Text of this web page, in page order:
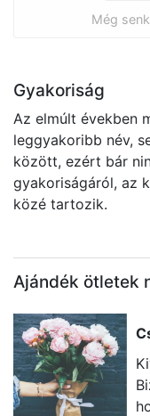
Még
Gyakoriság
Az elmúlt években
leggyakoribb név,
között, ezért bár
gyakoriságáról, az
közé tartozik.
Ajándék ötletek